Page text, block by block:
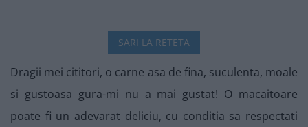
SARI LA RETETA
Dragii mei cititori, o carne asa de fina, suculenta, moale
si gustoasa gura-mi nu a mai gustat! O macaitoare
poate fi un adevarat deliciu, cu conditia sa respectati